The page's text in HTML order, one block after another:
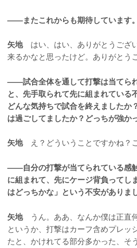
——またこれからも期待しています。
矢地はい、はい、ありがとうござ
来るかなと思ったけど。ありがとう
——試合全体を通して打撃は当てら
と、先手取られて先に組まれている
どんな気持ちで試合を終えましたか
は過ごしてましたか？どっちが強か
矢地え？どういうことですかね？ご
——自分の打撃が当てられている感
に組まれて、先にケージ背負ってし
はどっちかな」という不安がありま
矢地うん。ああ、なんか僕は正直
というか、打撃はカーフ含めプレッ
たと、かけれてる部分多かった、そ